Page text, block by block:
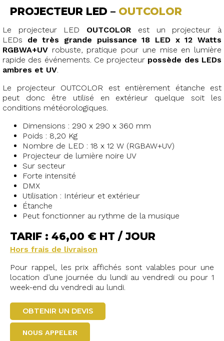
PROJECTEUR LED – OUTCOLOR
Le projecteur LED OUTCOLOR est un projecteur à
LEDs de très grande puissance 18 LED x 12 Watts
RGBWA+UV robuste, pratique pour une mise en lumière
rapide des événements. Ce projecteur possède des LEDs
ambres et UV.
Le projecteur OUTCOLOR est entièrement étanche est
peut donc être utilisé en extérieur quelque soit les
conditions météorologiques.
Dimensions : 290 x 290 x 360 mm
Poids : 8,20 Kg
Nombre de LED : 18 x 12 W (RGBAW+UV)
Projecteur de lumière noire UV
Sur secteur
Forte intensité
DMX
Utilisation : Intérieur et extérieur
Étanche
Peut fonctionner au rythme de la musique
TARIF : 46,00 € HT / JOUR
Hors frais de livraison
Pour rappel, les prix affichés sont valables pour une
location d’une journée du lundi au vendredi ou pour 1
week-end du vendredi au lundi.
OBTENIR UN DEVIS
NOUS APPELER